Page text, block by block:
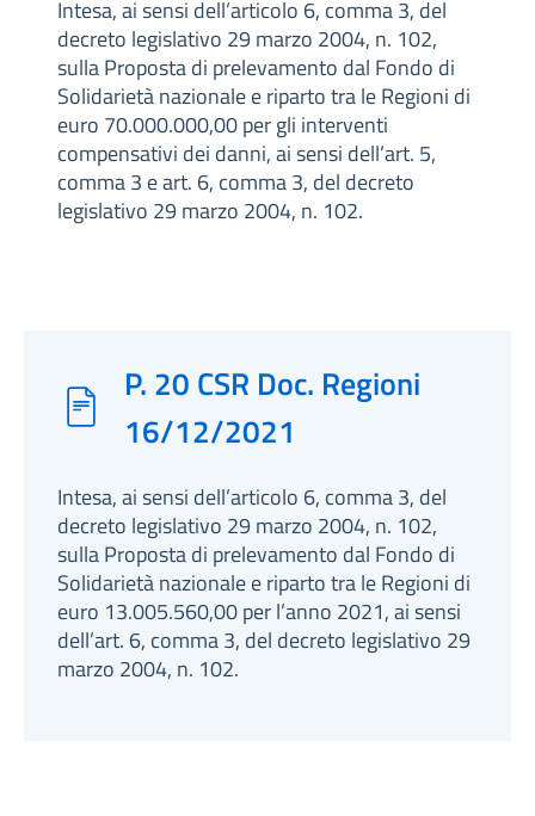
Intesa, ai sensi dell’articolo 6, comma 3, del
decreto legislativo 29 marzo 2004, n. 102,
sulla Proposta di prelevamento dal Fondo di
Solidarietà nazionale e riparto tra le Regioni di
euro 70.000.000,00 per gli interventi
compensativi dei danni, ai sensi dell’art. 5,
comma 3 e art. 6, comma 3, del decreto
legislativo 29 marzo 2004, n. 102.
P. 20 CSR Doc. Regioni
16/12/2021
Intesa, ai sensi dell’articolo 6, comma 3, del
decreto legislativo 29 marzo 2004, n. 102,
sulla Proposta di prelevamento dal Fondo di
Solidarietà nazionale e riparto tra le Regioni di
euro 13.005.560,00 per l’anno 2021, ai sensi
dell’art. 6, comma 3, del decreto legislativo 29
marzo 2004, n. 102.